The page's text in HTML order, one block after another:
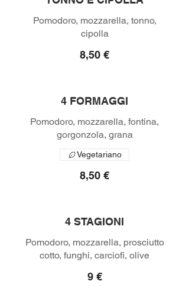
Pomodoro, mozzarella, tonno,
cipolla
8,50 €
4 FORMAGGI
Pomodoro, mozzarella, fontina,
gorgonzola, grana
8,50 €
Vegetariano
4 STAGIONI
Pomodoro, mozzarella, prosciutto
9 €